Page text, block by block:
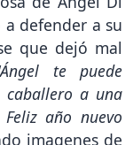
defender a su
que dejó mal
te puede
a una
año nuevo
imagenes de